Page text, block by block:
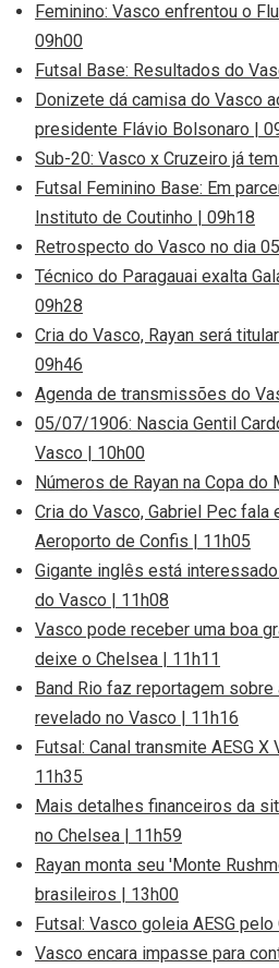
Feminino: Vasco enfrentou o
09h00
Futsal Base: Resultados do
Donizete dá camisa do Vasco
presidente Flávio Bolsonaro |
Sub-20: Vasco x Cruzeiro já
Futsal Feminino Base: Em
Instituto de Coutinho | 09h18
Retrospecto do Vasco no dia
Técnico do Paragauai exalta
09h28
Cria do Vasco, Rayan será
09h46
Agenda de transmissões do
05/07/1906: Nascia Gentil
Vasco | 10h00
Números de Rayan na Copa do
Cria do Vasco, Gabriel Pec fala
Aeroporto de Confis | 11h05
Gigante inglês está
do Vasco | 11h08
Vasco pode receber uma boa
deixe o Chelsea | 11h11
Band Rio faz reportagem sobre
revelado no Vasco | 11h16
Futsal: Canal transmite AESG
11h35
Mais detalhes financeiros da
no Chelsea | 11h59
Rayan monta seu 'Monte
brasileiros | 13h00
Futsal: Vasco goleia AESG pelo
Vasco encara impasse para